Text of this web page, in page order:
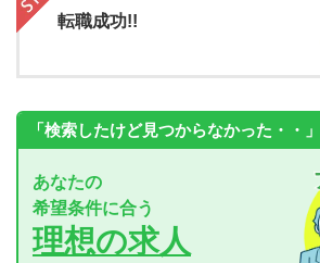
転職成功!!
「検索したけど見つからなかった・・」
あなたの
希望条件に合う
理想の求人